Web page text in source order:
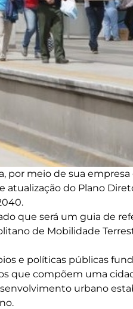
por meio de sua
atualização do Plano
que será um guia de
de Mobilidade
e políticas públicas
que compõem uma
urbano